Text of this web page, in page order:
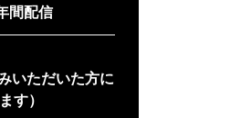
間配信
いただいた方に
す）